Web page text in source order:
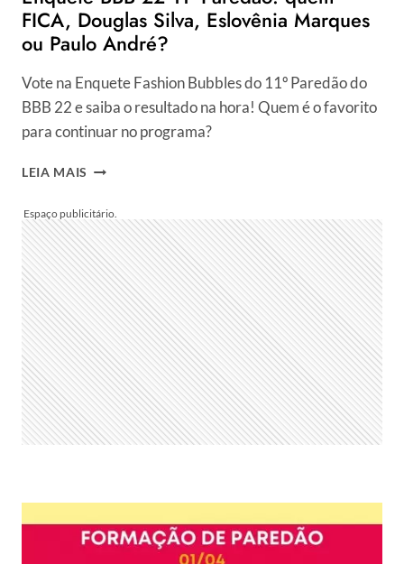
FICA, Douglas Silva, Eslovênia Marques
ou Paulo André?
Vote na Enquete Fashion Bubbles do 11º Paredão do
BBB 22 e saiba o resultado na hora! Quem é o favorito
para continuar no programa?
LEIA MAIS ENQUETE
11º
PAREDÃO:
QUEM
FICA,
DOUGLAS
SILVA,
ESLOVÊNIA
MARQUES
OU
PAULO
ANDRÉ?